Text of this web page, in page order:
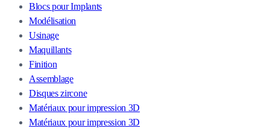
Blocs pour Implants
Modélisation
Usinage
Maquillants
Finition
Assemblage
Disques zircone
Matériaux pour impression 3D
Matériaux pour impression 3D